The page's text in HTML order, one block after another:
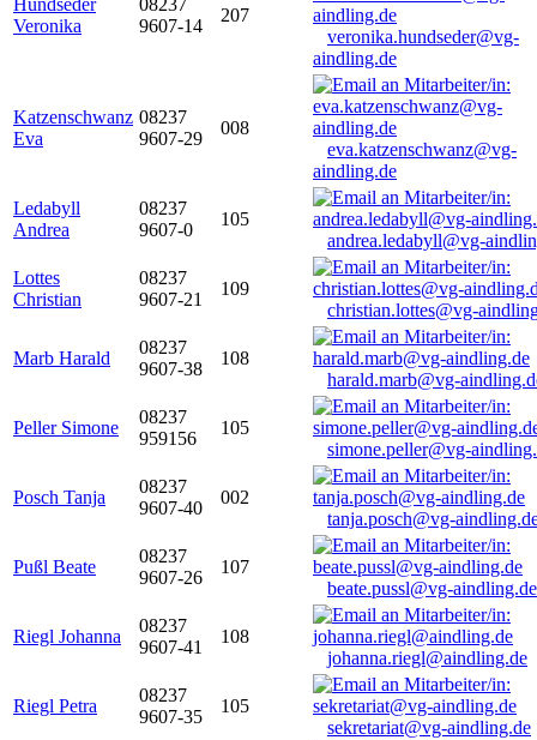
Hundseder
Veronika
08237
9607-14
207
veronika.hundseder@vg-
aindling.de
Katzenschwanz
Eva
08237
9607-29
008
eva.katzenschwanz@vg-
aindling.de
Ledabyll
Andrea
08237
9607-0
105
andrea.ledabyll@vg-
Lottes
Christian
08237
9607-21
109
christian.lottes@vg-
Marb Harald
08237
9607-38
108
harald.marb@vg-
Peller Simone
08237
959156
105
simone.peller@vg-
Posch Tanja
08237
9607-40
002
tanja.posch@vg-
Pußl Beate
08237
9607-26
107
beate.pussl@vg-aindling.de
Riegl Johanna
08237
9607-41
108
johanna.riegl@aindling.de
Riegl Petra
08237
9607-35
105
sekretariat@vg-aindling.de